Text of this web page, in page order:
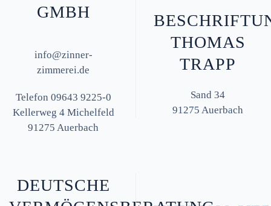
GMBH
info@zinner-
zimmerei.de
Telefon 09643 9225-0
Kellerweg 4 Michelfeld
91275 Auerbach
THOMAS
TRAPP
Sand 34
91275 Auerbach
DEUTSCHE